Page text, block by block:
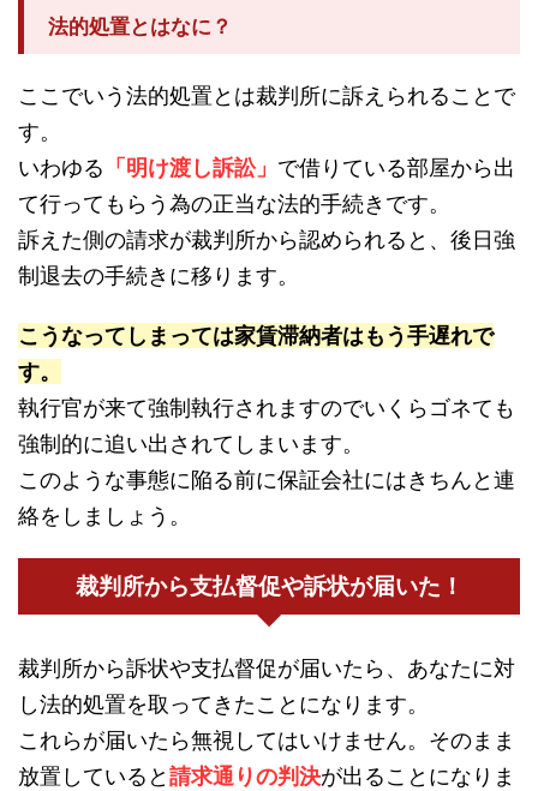
法的処置とはなに？
ここでいう法的処置とは裁判所に訴えられることで
す。
いわゆる 「明け渡し訴訟」 で借りている部屋から出
て行ってもらう為の正当な法的手続きです。
訴えた側の請求が裁判所から認められると、後日強
制退去の手続きに移ります。
こうなってしまっては家賃滞納者はもう手遅れで
す。
執行官が来て強制執行されますのでいくらゴネても
強制的に追い出されてしまいます。
このような事態に陥る前に保証会社にはきちんと連
絡をしましょう。
裁判所から支払督促や訴状が届いた！
裁判所から訴状や支払督促が届いたら、あなたに対
し法的処置を取ってきたことになります。
これらが届いたら無視してはいけません。そのまま
放置していると請求通りの判決が出ることになりま